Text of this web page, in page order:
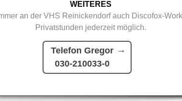
WEITERES
an der VHS Reinickendorf auch Discofox-
Privatstunden jederzeit möglich.
Telefon Gregor
030-210033-0